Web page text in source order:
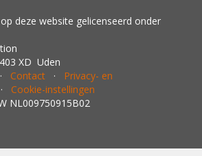
deze website gelicenseerd onder
XD Uden
Contact · Privacy- en
Cookie-instellingen
NL009750915B02